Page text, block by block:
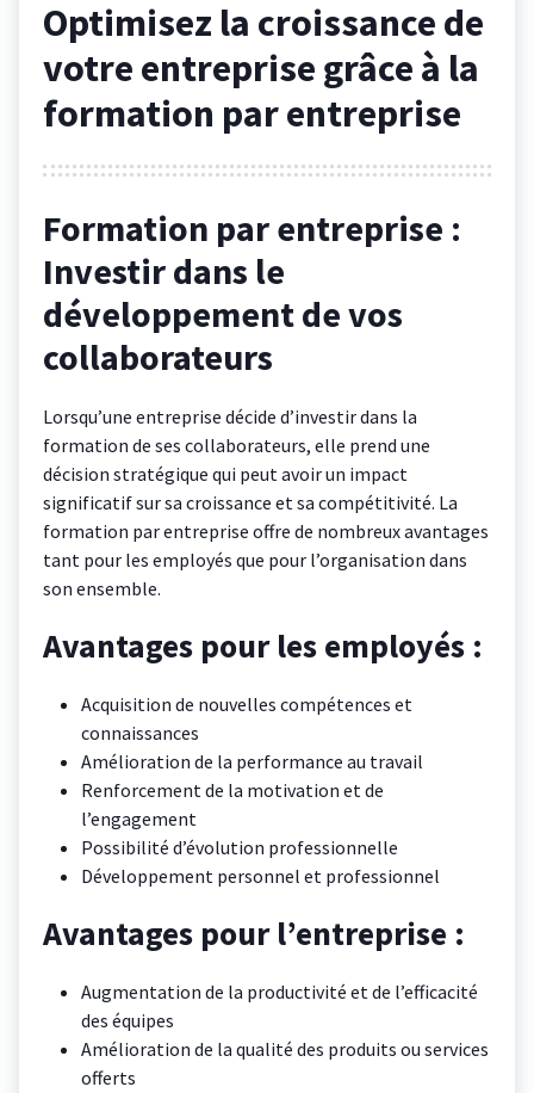
Optimisez la croissance de
votre entreprise grâce à la
formation par entreprise
Formation par entreprise :
Investir dans le
développement de vos
collaborateurs
Lorsqu’une entreprise décide d’investir dans la
formation de ses collaborateurs, elle prend une
décision stratégique qui peut avoir un impact
significatif sur sa croissance et sa compétitivité. La
formation par entreprise offre de nombreux avantages
tant pour les employés que pour l’organisation dans
son ensemble.
Avantages pour les employés :
Acquisition de nouvelles compétences et
connaissances
Amélioration de la performance au travail
Renforcement de la motivation et de
l’engagement
Possibilité d’évolution professionnelle
Développement personnel et professionnel
Avantages pour l’entreprise :
Augmentation de la productivité et de l’efficacité
des équipes
Amélioration de la qualité des produits ou services
offerts